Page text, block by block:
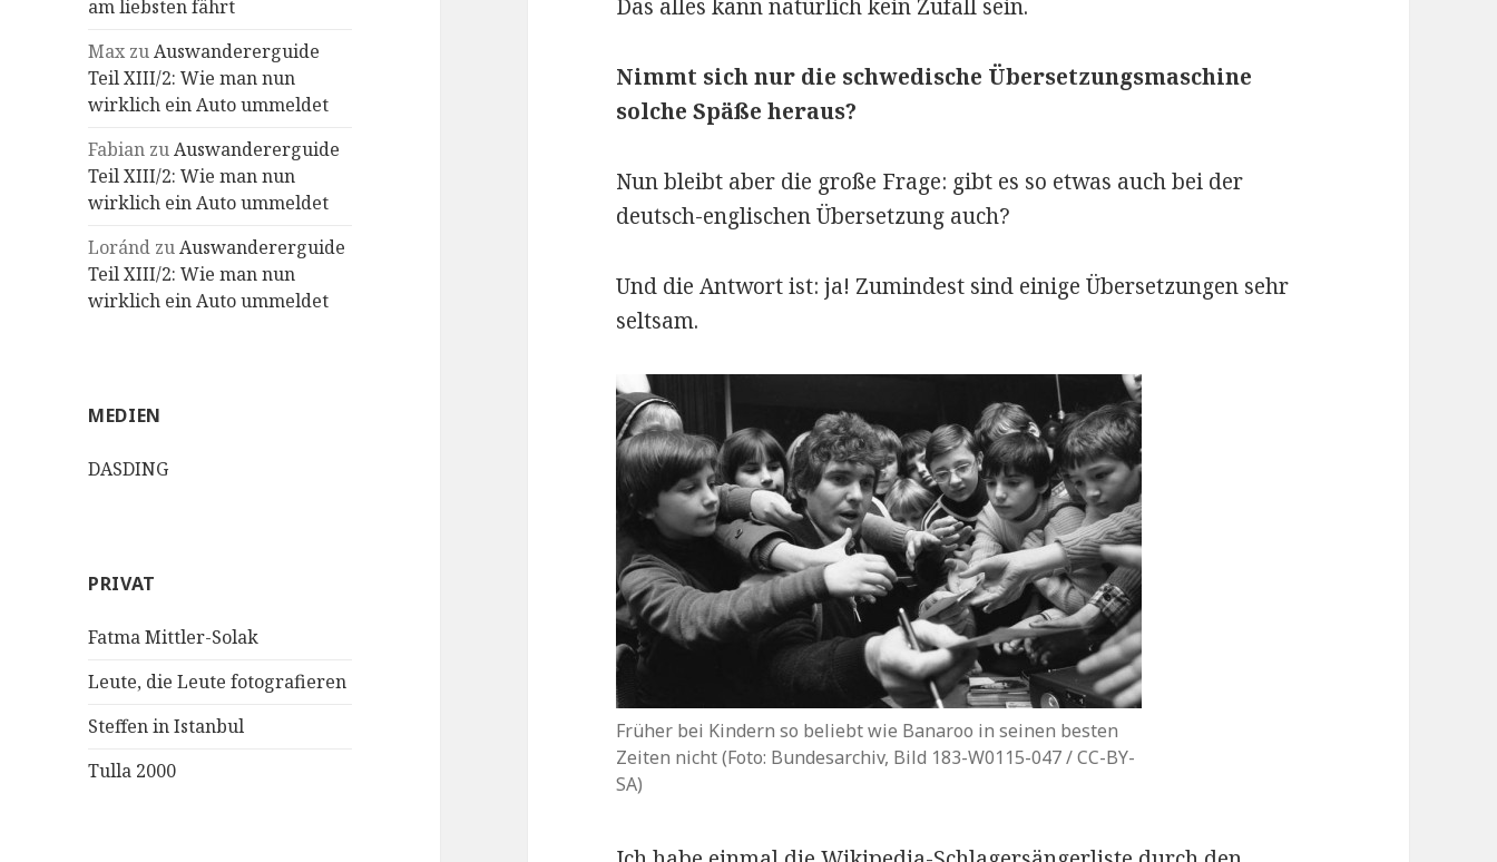
am liebsten fährt
Max zuAuswandererguide
Teil XIII/2: Wie man nun
wirklich ein Auto ummeldet
Fabian zuAuswandererguide
Teil XIII/2: Wie man nun
wirklich ein Auto ummeldet
Loránd zuAuswandererguide
Teil XIII/2: Wie man nun
wirklich ein Auto ummeldet
MEDIEN
DASDING
PRIVAT
Fatma Mittler-Solak
Leute, die Leute fotografieren
Steffen in Istanbul
Tulla 2000
Das alles kann natürlich kein Zufall sein.
Nimmt sich nur die schwedische Übersetzungsmaschine
solche Späße heraus?
Nun bleibt aber die große Frage: gibt es so etwas auch bei der
deutsch-englischen Übersetzung auch?
Und die Antwort ist: ja! Zumindest sind einige Übersetzungen sehr
seltsam.
Früher bei Kindern so beliebt wie Banaroo in seinen besten
Zeiten nicht (Foto: Bundesarchiv, Bild 183-W0115-047 / CC-BY-
SA)